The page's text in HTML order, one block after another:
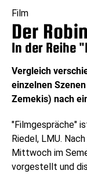
Film
Der
In der Reihe
Vergleich
einzelnen
Zemekis) nach
"Filmgespräche"
Riedel, LMU.
Mittwoch im
vorgestellt und